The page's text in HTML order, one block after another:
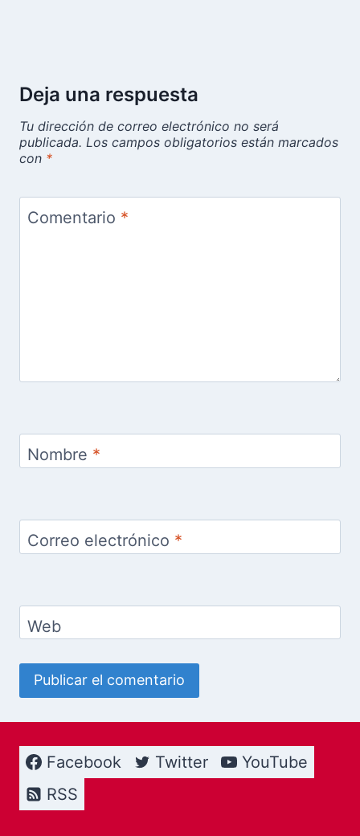
Deja una respuesta
Tu dirección de correo electrónico no será
publicada. Los campos obligatorios están marcados
con *
Comentario *
Nombre *
Correo electrónico *
Web
Facebook Twitter
YouTube
RSS